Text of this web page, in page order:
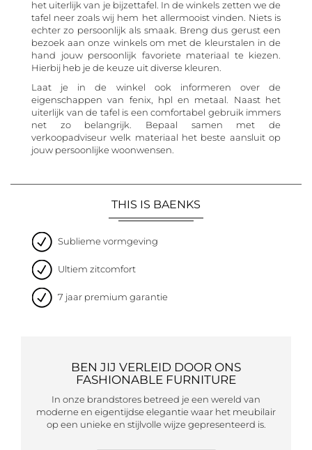
het uiterlijk van je bijzettafel. In de winkels zetten we de
tafel neer zoals wij hem het allermooist vinden. Niets is
echter zo persoonlijk als smaak. Breng dus gerust een
bezoek aan onze winkels om met de kleurstalen in de
hand jouw persoonlijk favoriete materiaal te kiezen.
Hierbij heb je de keuze uit diverse kleuren.
Laat je in de winkel ook informeren over de
eigenschappen van fenix, hpl en metaal. Naast het
uiterlijk van de tafel is een comfortabel gebruik immers
net zo belangrijk. Bepaal samen met de
verkoopadviseur welk materiaal het beste aansluit op
jouw persoonlijke woonwensen.
THIS IS BAENKS
Sublieme vormgeving
Ultiem zitcomfort
7 jaar premium garantie
BEN JIJ VERLEID DOOR ONS
FASHIONABLE FURNITURE
In onze brandstores betreed je een wereld van
moderne en eigentijdse elegantie waar het meubilair
op een unieke en stijlvolle wijze gepresenteerd is.